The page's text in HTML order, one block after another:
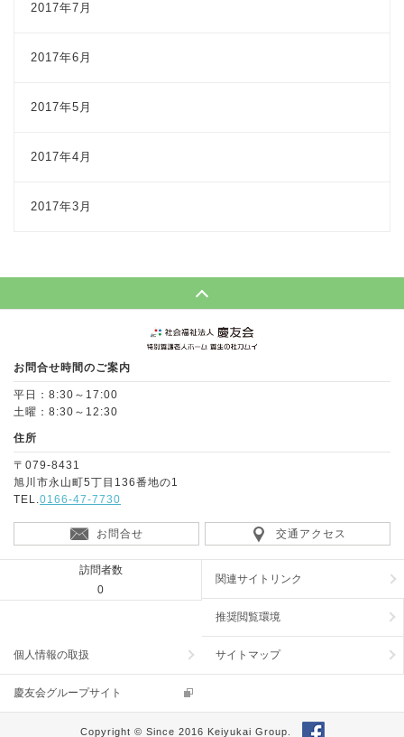
2017年7月
2017年6月
2017年5月
2017年4月
2017年3月
お問合せ時間のご案内
平日：8:30～17:00
土曜：8:30～12:30
住所
〒079-8431
旭川市永山町5丁目136番地の1
TEL.0166-47-7730
お問合せ 交通アクセス
訪問者数
0
関連サイトリンク
推奨閲覧環境
個人情報の取扱 サイトマップ
慶友会グループサイト
Copyright © Since 2016 Keiyukai Group.